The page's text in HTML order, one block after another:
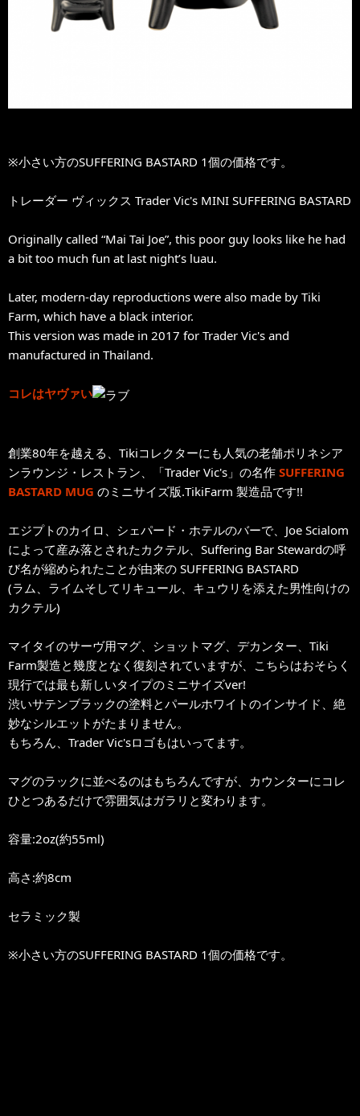
※小さい方のSUFFERING BASTARD 1個の価格です。
トレーダー ヴィックス Trader Vic's MINI SUFFERING BASTARD
Originally called “Mai Tai Joe”, this poor guy looks like he had
a bit too much fun at last night’s luau.
Later, modern-day reproductions were also made by Tiki
Farm, which have a black interior.
This version was made in 2017 for Trader Vic's and
manufactured in Thailand.
コレはヤヴァい
創業80年を越える、Tikiコレクターにも人気の老舗ポリネシア
ンラウンジ・レストラン、「Trader Vic's」の名作 SUFFERING
BASTARD MUG のミニサイズ版.TikiFarm 製造品です!!
エジプトのカイロ、シェパード・ホテルのバーで、Joe Scialom
によって産み落とされたカクテル、Suffering Bar Stewardの呼
び名が縮められたことが由来の SUFFERING BASTARD
(ラム、ライムそしてリキュール、キュウリを添えた男性向けの
カクテル)
マイタイのサーヴ用マグ、ショットマグ、デカンター、Tiki
Farm製造と幾度となく復刻されていますが、こちらはおそらく
現行では最も新しいタイプのミニサイズver!
渋いサテンブラックの塗料とパールホワイトのインサイド、絶
妙なシルエットがたまりません。
もちろん、Trader Vic'sロゴもはいってます。
マグのラックに並べるのはもちろんですが、カウンターにコレ
ひとつあるだけで雰囲気はガラリと変わります。
容量:2oz(約55ml)
高さ:約8cm
セラミック製
※小さい方のSUFFERING BASTARD 1個の価格です。